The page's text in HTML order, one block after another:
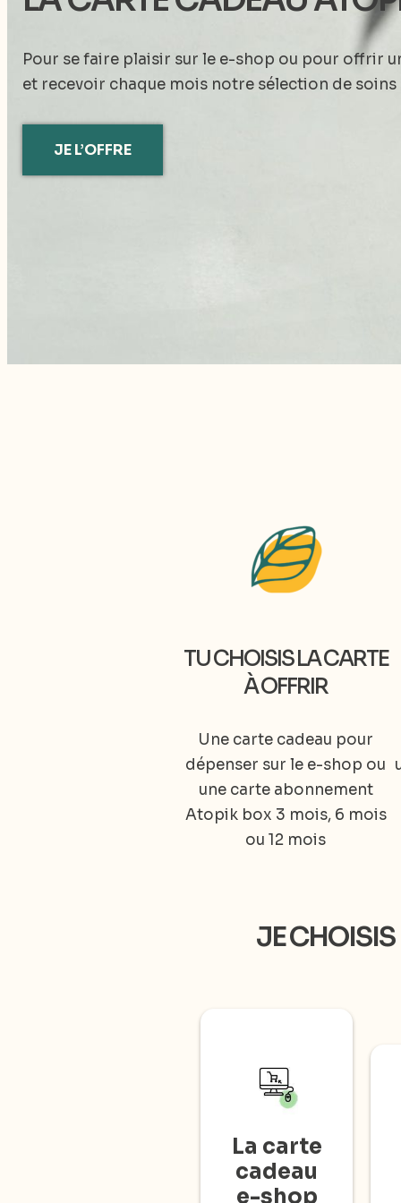
Pour se faire plaisir sur le e-shop ou pour offrir
et recevoir chaque mois notre sélection de
JE L’OFFRE
TU CHOISIS LA CARTE
À OFFRIR
Une carte cadeau pour
dépenser sur le e-shop ou
une carte abonnement
Atopik box 3 mois, 6 mois
ou 12 mois
JE CHOISIS
La carte
cadeau
e-shop